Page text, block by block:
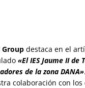
Group destaca en el
«El IES Jaume II de
de la zona DANA»
colaboración con